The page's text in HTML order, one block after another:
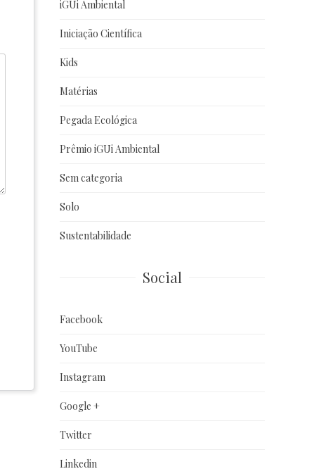
iGUi Ambiental
Iniciação Científica
Kids
Matérias
Pegada Ecológica
Prêmio iGUi Ambiental
Sem categoria
Solo
Sustentabilidade
Social
Facebook
YouTube
Instagram
Google +
Twitter
Linkedin